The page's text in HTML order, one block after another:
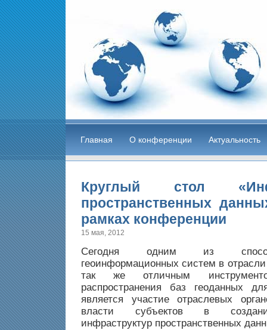
Главная О конференции Актуальность
Круглый стол
пространственных
рамках конференции
15 мая, 2012
Сегодня одним из
геоинформационных систем в
так же отличным
распространения баз геоданных
является участие отраслевых
власти субъектов в
инфраструктур пространственных